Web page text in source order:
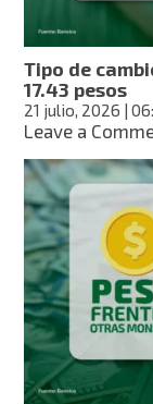
Tipo de
17.43 pesos
21 julio, 2026 |
Leave a